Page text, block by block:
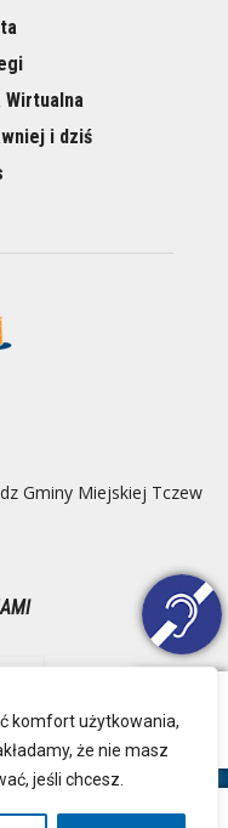
komfort użytkowania,
że nie masz
jeśli chcesz.
i dziś
Gminy Miejskiej Tczew
Danych Osobowych